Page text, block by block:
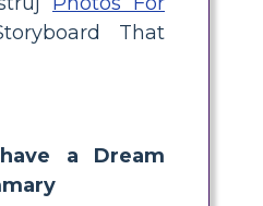
That
a Dream